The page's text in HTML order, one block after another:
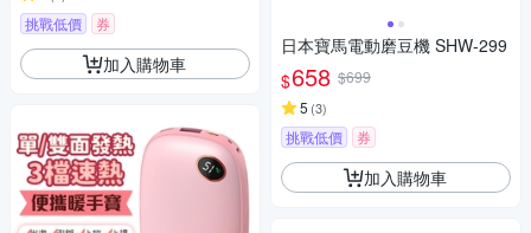
挑戰低價 券
加入購物車
日本寶馬電動磨豆機 SHW-299
$658 $699
5 (3)
挑戰低價 券
加入購物車